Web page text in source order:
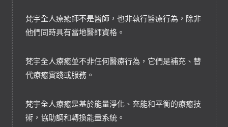
梵宇全人療癒師不是醫師，也非執行醫療行為，除非
他們同時具有當地醫師資格。
梵宇全人療癒並不非任何醫療行為，它們是補充、替
代療癒實踐或服務。
梵宇全人療癒是基於能量淨化、充能和平衡的療癒技
術，協助調和轉換能量系統。